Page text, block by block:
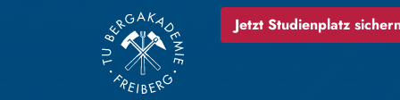
Jetzt Studienplatz